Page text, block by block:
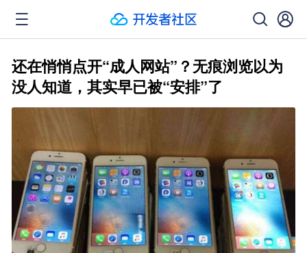
还在悄悄点开“成人网站”？无痕浏览以为
没人知道，其实早已被“安排”了